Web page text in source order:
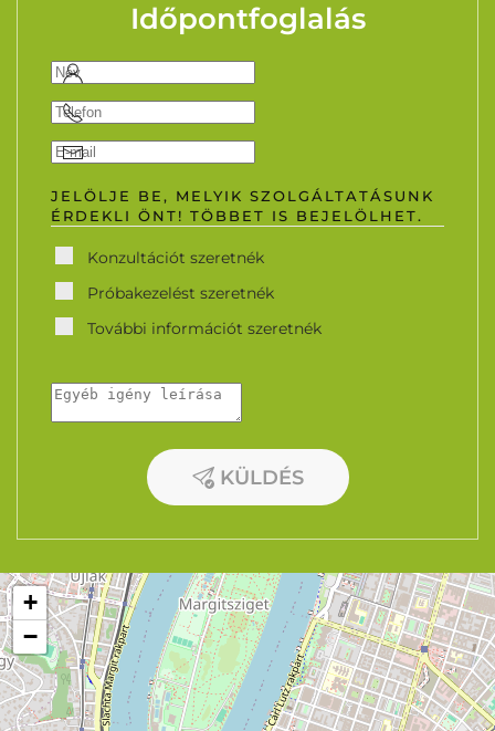
Időpontfoglalás
JELÖLJE BE, MELYIK SZOLGÁLTATÁSUNK
ÉRDEKLI ÖNT! TÖBBET IS BEJELÖLHET.
Konzultációt szeretnék
Próbakezelést szeretnék
További információt szeretnék
KÜLDÉS
+
−